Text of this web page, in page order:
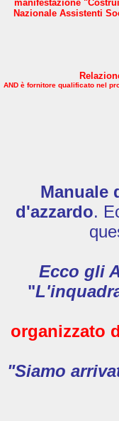
manifestazione
Nazionale Assistenti
AND è fornitore qualificato nel
Manuale
d'azzardo.
Ecco gli
"
organizzato
"Siamo